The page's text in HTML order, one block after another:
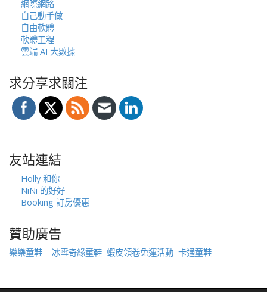
網際網路
自己動手做
自由軟體
軟體工程
雲端 AI 大數據
求分享求關注
友站連結
Holly 和你
NiNi 的好好
Booking 訂房優惠
贊助廣告
樂樂童鞋 冰雪奇緣童鞋 蝦皮領卷免運活動 卡通童鞋